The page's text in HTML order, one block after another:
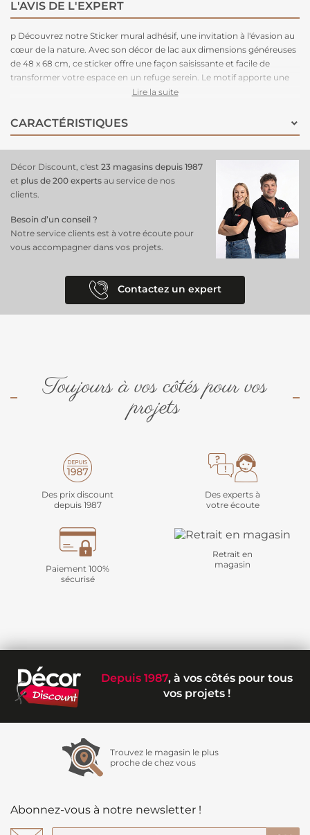
L'AVIS DE L'EXPERT
p Découvrez notre Sticker mural adhésif, une invitation à l'évasion au
cœur de la nature. Avec son décor de lac aux dimensions généreuses
de 48 x 68 cm, ce sticker offre une façon saisissante et facile de
transformer votre espace en un refuge serein. Le motif apporte une
ambiance paisible et ressourçante à votre intérieur, créant une
l'application est simple et garantit une tenue durable.
Lire la suite
CARACTÉRISTIQUES
Décor Discount, c'est 23 magasins depuis 1987
et plus de 200 experts au service de nos
clients.
Besoin d’un conseil ?
Notre service clients est à votre écoute pour
vous accompagner dans vos projets.
Contactez un expert
Toujours à vos côtés pour vos
projets
Des prix discount
depuis 1987
Des experts à
votre écoute
Paiement 100%
sécurisé
Retrait en
magasin
Depuis 1987, à vos côtés pour tous
vos projets !
Trouvez le magasin le plus
proche de chez vous
Abonnez-vous à notre newsletter !